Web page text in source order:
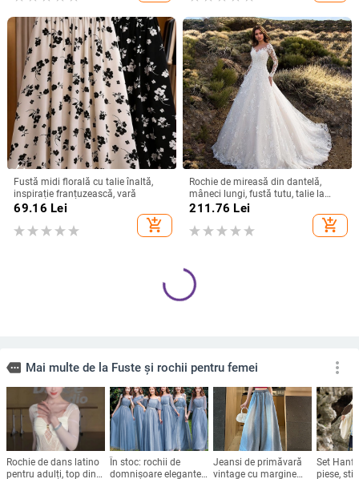
Fustă midi florală cu talie înaltă,
inspirație franțuzească, vară
69.16 Lei
add_shopping_cart
Rochie de mireasă din dantelă,
mâneci lungi, fustă tutu, talie la
mijloc, rochie lungă
211.76 Lei
add_shopping_cart
Rochie de seară cu decolteu în V,
fără mâneci, talie înaltă, lungă,
fustă în croi leagăn, poliester,
fermoar
250.95Lei
add_shopping_cart
Rochie de mireasă Kierris,
Primăvara 2024, decolteu în V
adânc, mâneci lungi, siluetă de
prințesă, fustă lungă, amestec de
fibre de poliester
1,099.56 - 1,380.10 Lei
add_shopping_cart